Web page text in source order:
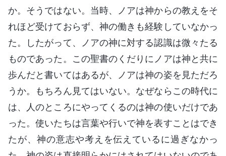
か。そうではない。当時、ノアは神からの教えをそ
れほど受けておらず、神の働きも経験していなかっ
た。したがって、ノアの神に対する認識は微々たる
ものであった。この聖書のくだりにノアは神と共に
歩んだと書いてはあるが、ノアは神の姿を見ただろ
うか。もちろん見てはいない。なぜならこの時代に
は、人のところにやってくるのは神の使いだけであ
った。使いたちは言葉や行いで神を表すことはでき
たが、神の意志や考えを伝えているに過ぎなかっ